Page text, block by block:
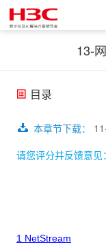
13-
目录
本章节下载：
请您评分并反馈意见：
1 NetStream